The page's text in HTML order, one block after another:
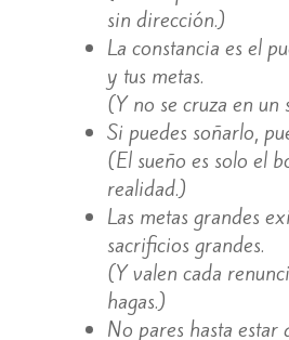
sin dirección.)
La constancia es el
y tus metas.
(Y no se cruza en un
Si puedes soñarlo,
(El sueño es solo el
realidad.)
Las metas grandes
sacrificios grandes.
(Y valen cada
hagas.)
No pares hasta estar